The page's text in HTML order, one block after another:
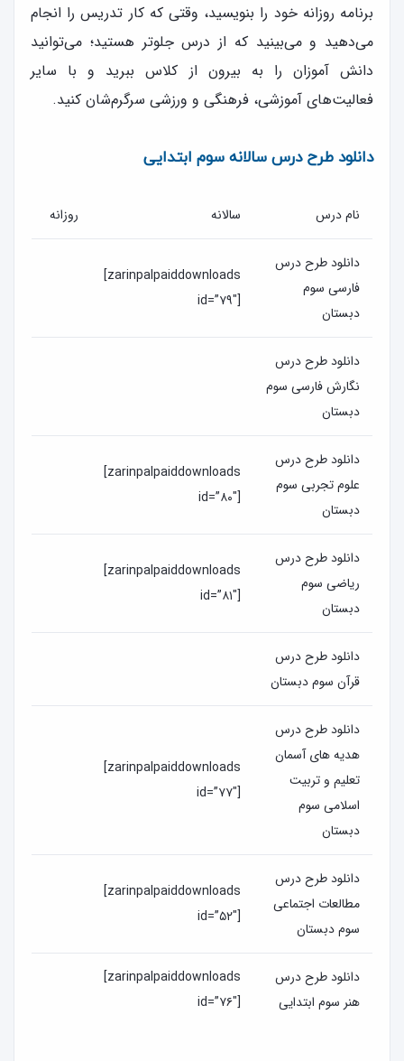
برنامه روزانه‌ خود را بنویسید، وقتی که کار تدریس را انجام
می‌دهید و می‌بینید که از درس جلوتر هستید؛ می‌توانید
دانش آموزان را به بیرون از کلاس ببرید و با سایر
فعالیت‌های آموزشی، فرهنگی و ورزشی سرگرم‌شان کنید.
دانلود طرح درس سالانه سوم ابتدایی
نام درس سالانه روزانه
دانلود طرح درس
فارسی سوم
دبستان
[zarinpalpaiddownloads
id=”۷۹″]
دانلود طرح درس
نگارش فارسی سوم
دبستان
دانلود طرح درس
علوم تجربی سوم
دبستان
[zarinpalpaiddownloads
id=”۸۰″]
دانلود طرح درس
ریاضی سوم
دبستان
[zarinpalpaiddownloads
id=”۸۱″]
دانلود طرح درس
قرآن سوم دبستان
دانلود طرح درس
هدیه های آسمان
تعلیم و تربیت
اسلامی سوم
دبستان
[zarinpalpaiddownloads
id=”۷۷″]
دانلود طرح درس
مطالعات اجتماعی
سوم دبستان
[zarinpalpaiddownloads
id=”۵۲″]
دانلود طرح درس
هنر سوم ابتدایی
[zarinpalpaiddownloads
id=”۷۶″]